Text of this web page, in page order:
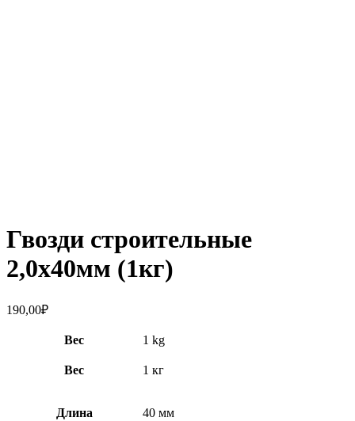
Гвозди строительные
2,0х40мм (1кг)
190,00₽
Вес 1 kg
Вес 1 кг
Длина 40 мм